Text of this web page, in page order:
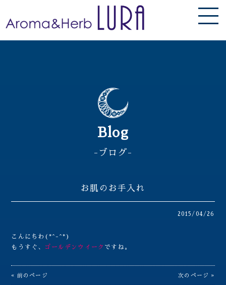
Blog
-ブログ-
お肌のお手入れ
2015/04/26
こんにちわ(*^-^*)
もうすぐ、
ゴールデンウイーク ですね。
« 前のページ 次のページ »